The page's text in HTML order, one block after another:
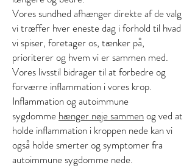
Vores sundhed afhænger direkte af de valg
vi træffer hver eneste dag i forhold til hvad
vi spiser, foretager os, tænker på,
prioriterer og hvem vi er sammen med.
Vores livsstil bidrager til at forbedre og
forværre inflammation i vores krop.
Inflammation og autoimmune
sygdomme hænger nøje sammenog ved at
holde inflammation i kroppen nede kan vi
også holde smerter og symptomer fra
autoimmune sygdomme nede.